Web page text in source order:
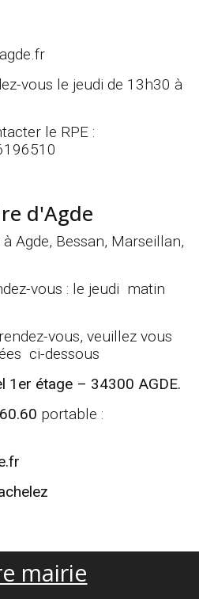
vous le jeudi de 13h30 à
le RPE :
d'Agde
Agde, Bessan, Marseillan,
vous : le jeudi matin
vous, veuillez vous
ci-dessous
1er étage – 34300 AGDE.
portable :
mairie